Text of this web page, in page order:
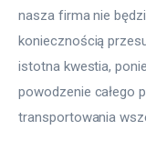
nasza firma nie
koniecznością
istotna kwestia,
powodzenie całego
transportowania